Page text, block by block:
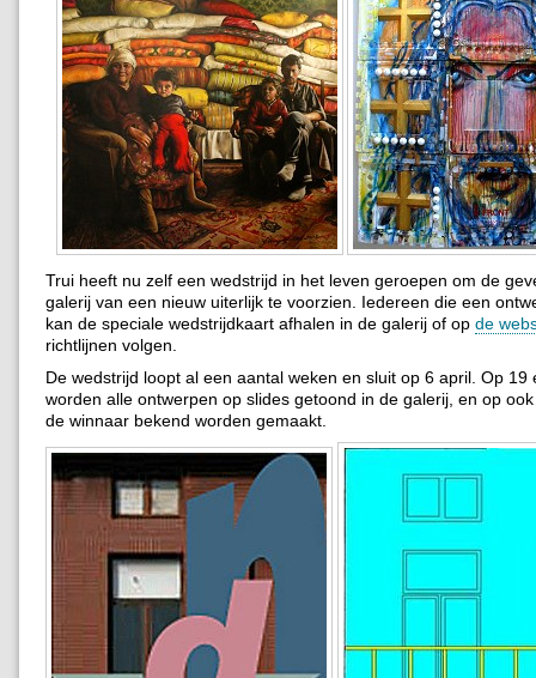
Trui heeft nu zelf een wedstrijd in het leven geroepen om de
galerij van een nieuw uiterlijk te voorzien. Iedereen die een
kan de speciale wedstrijdkaart afhalen in de galerij of op de
richtlijnen volgen.
De wedstrijd loopt al een aantal weken en sluit op 6 april. Op 19
worden alle ontwerpen op slides getoond in de galerij, en op
de winnaar bekend worden gemaakt.